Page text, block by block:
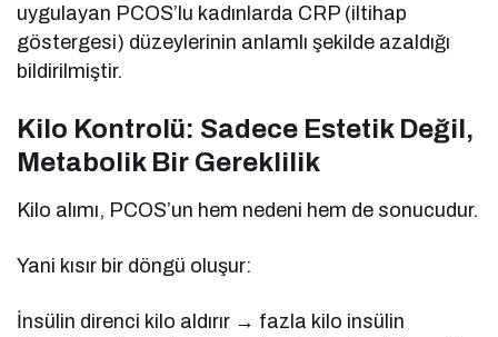
uygulayan PCOS’lu kadınlarda CRP (iltihap
göstergesi) düzeylerinin anlamlı şekilde azaldığı
bildirilmiştir.
Kilo Kontrolü: Sadece Estetik Değil,
Metabolik Bir Gereklilik
Kilo alımı, PCOS’un hem nedeni hem de sonucudur.
Yani kısır bir döngü oluşur:
İnsülin direnci kilo aldırır → fazla kilo insülin